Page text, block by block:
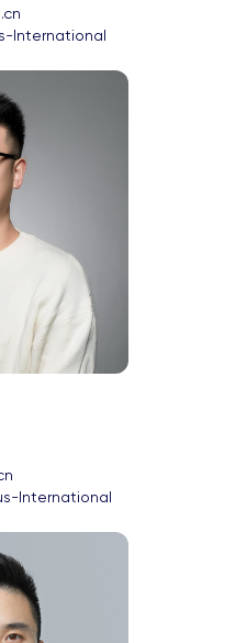
International
International